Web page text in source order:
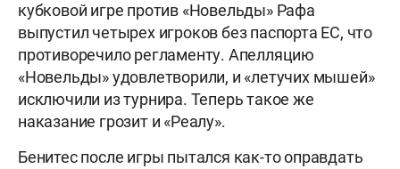
кубковой игре против «Новельды» Рафа
выпустил четырех игроков без паспорта ЕС, что
противоречило регламенту. Апелляцию
«Новельды» удовлетворили, и «летучих мышей»
исключили из турнира. Теперь такое же
наказание грозит и «Реалу».
Бенитес после игры пытался как-то оправдать